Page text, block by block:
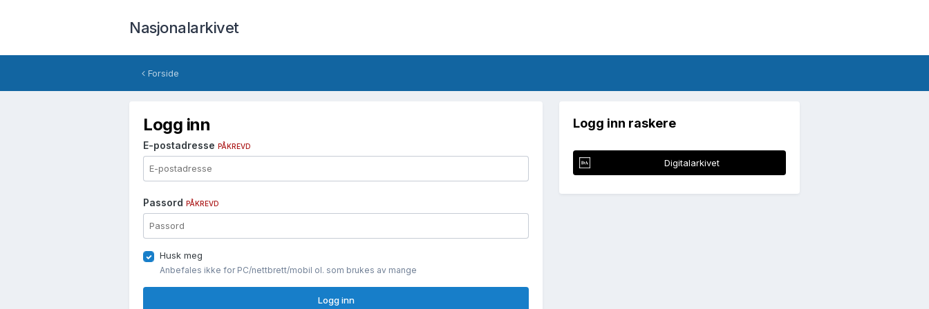
Nasjonalarkivet
Forside
Logg inn
E-postadresse PÅKREVD
Passord PÅKREVD
Husk meg
Anbefales ikke for PC/nettbrett/mobil ol. som brukes av mange
Logg inn
Logg inn raskere
Digitalarkivet